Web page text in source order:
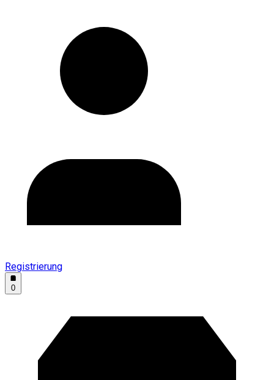
Registrierung
0